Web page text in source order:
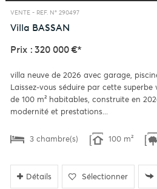
VENTE - REF. N° 290497
Villa BASSAN
Prix : 320 000 €*
villa neuve de 2026 avec garage,
Laissez-vous séduire par cette
de 100 m² habitables, construite en
modernité et prestations...
3 chambre(s) 100 m²
Détails Sélectionner